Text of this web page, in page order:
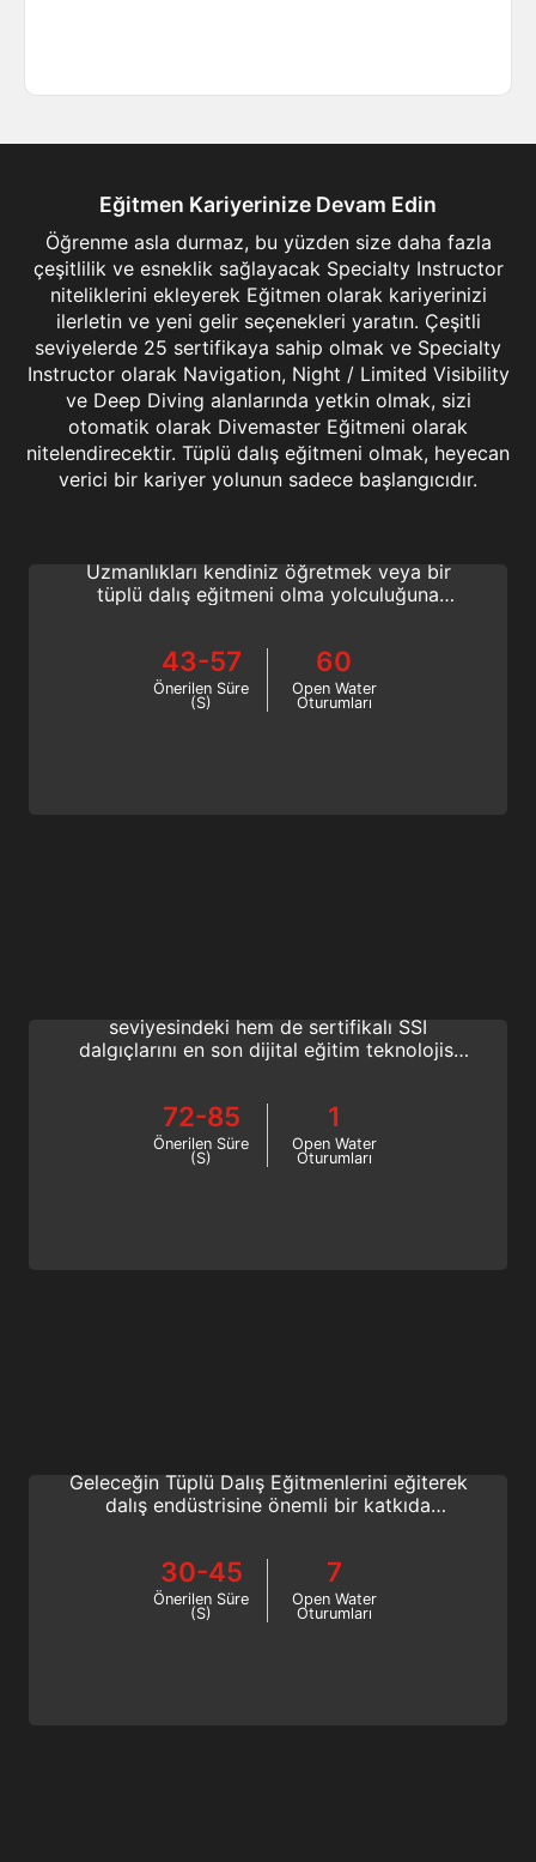
Eğitmen Kariyerinize Devam Edin
Öğrenme asla durmaz, bu yüzden size daha fazla
çeşitlilik ve esneklik sağlayacak Specialty Instructor
niteliklerini ekleyerek Eğitmen olarak kariyerinizi
ilerletin ve yeni gelir seçenekleri yaratın. Çeşitli
seviyelerde 25 sertifikaya sahip olmak ve Specialty
Instructor olarak Navigation, Night / Limited Visibility
ve Deep Diving alanlarında yetkin olmak, sizi
otomatik olarak Divemaster Eğitmeni olarak
nitelendirecektir. Tüplü dalış eğitmeni olmak, heyecan
verici bir kariyer yolunun sadece başlangıcıdır.
Divemaster
Uzmanlıkları kendiniz öğretmek veya bir
tüplü dalış eğitmeni olma yolculuğuna
43-57
Önerilen Süre
(S)
60
Open Water
Oturumları
seviyesindeki hem de sertifikalı SSI
dalgıçlarını en son dijital eğitim teknolojisi
72-85
Önerilen Süre
(S)
1
Open Water
Oturumları
Geleceğin Tüplü Dalış Eğitmenlerini eğiterek
dalış endüstrisine önemli bir katkıda
30-45
Önerilen Süre
(S)
7
Open Water
Oturumları